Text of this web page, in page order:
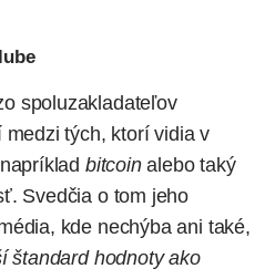
spoluzakladateľov
tých, ktorí vidia v
bitcoinalebo taký
Svedčia o tom jeho
kde nechýba ani také,
štandard hodnoty ako